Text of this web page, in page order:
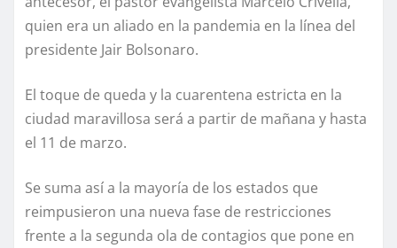
quien era un aliado en la pandemia en la línea del
presidente Jair Bolsonaro.
El toque de queda y la cuarentena estricta en la
ciudad maravillosa será a partir de mañana y hasta
el 11 de marzo.
Se suma así a la mayoría de los estados que
reimpusieron una nueva fase de restricciones
frente a la segunda ola de contagios que pone en